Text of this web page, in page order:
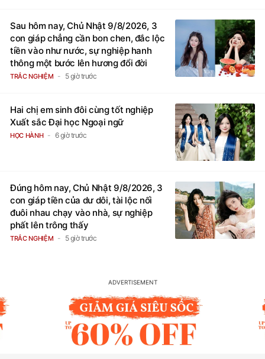
Sau hôm nay, Chủ Nhật 9/8/2026, 3
con giáp chẳng cần bon chen, đắc lộc
tiền vào như nước, sự nghiệp hanh
thông một bước lên hương đổi đời
TRẮC NGHIỆM 5 giờ trước
Hai chị em sinh đôi cùng tốt nghiệp
Xuất sắc Đại học Ngoại ngữ
HỌC HÀNH 6 giờ trước
Đúng hôm nay, Chủ Nhật 9/8/2026, 3
con giáp tiền của dư dôi, tài lộc nối
đuôi nhau chạy vào nhà, sự nghiệp
phất lên trông thấy
TRẮC NGHIỆM 5 giờ trước